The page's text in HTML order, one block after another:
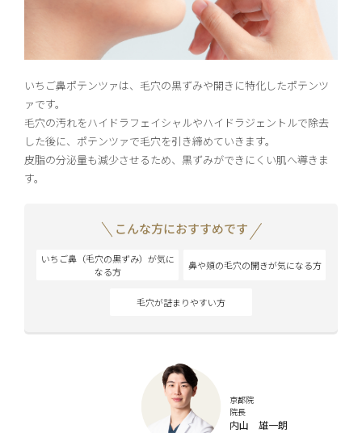
いちご鼻ポテンツァは、毛穴の黒ずみや開きに特化したポテンツ
ァです。
毛穴の汚れをハイドラフェイシャルやハイドラジェントルで除去
した後に、ポテンツァで毛穴を引き締めていきます。
皮脂の分泌量も減少させるため、黒ずみができにくい肌へ導きま
す。
こんな方におすすめです
いちご鼻（毛穴の黒ずみ）が気に
なる方
鼻や頬の毛穴の開きが気になる方
毛穴が詰まりやすい方
京都院
院長
内山 雄一朗